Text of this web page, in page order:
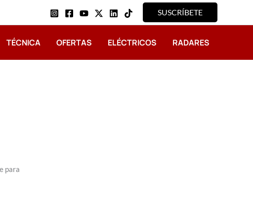
SUSCRÍBETE
TÉCNICA OFERTAS ELÉCTRICOS RADARES
para